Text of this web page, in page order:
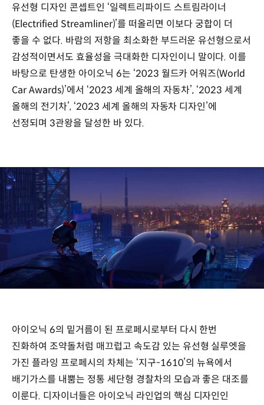
유선형 디자인 콘셉트인 ‘일렉트리파이드 스트림라이너
(Electrified Streamliner)’를 떠올리면 이보다 궁합이 더
좋을 수 없다. 바람의 저항을 최소화한 부드러운 유선형으로서
감성적이면서도 효율성을 극대화한 디자인이니 말이다. 이를
바탕으로 탄생한 아이오닉 6는 ‘2023 월드카 어워즈(World
Car Awards)’에서 ‘2023 세계 올해의 자동차’, ‘2023 세계
올해의 전기차’, ‘2023 세계 올해의 자동차 디자인’에
선정되며 3관왕을 달성한 바 있다.
아이오닉 6의 밑거름이 된 프로페시로부터 다시 한번
진화하여 조약돌처럼 매끄럽고 속도감 있는 유선형 실루엣을
가진 플라잉 프로페시의 차체는 ‘지구-1610’의 뉴욕에서
배기가스를 내뿜는 정통 세단형 경찰차의 모습과 좋은 대조를
이룬다. 디자이너들은 아이오닉 라인업의 핵심 디자인인